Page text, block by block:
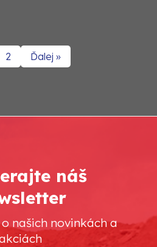
2 Ďalej »
náš
našich novinkách a